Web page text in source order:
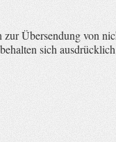
Übersendung von
sich